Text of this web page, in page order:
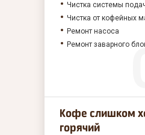
Чистка системы
Чистка от кофейных
Ремонт насоса
Ремонт заварного
Кофе слишком
горячий